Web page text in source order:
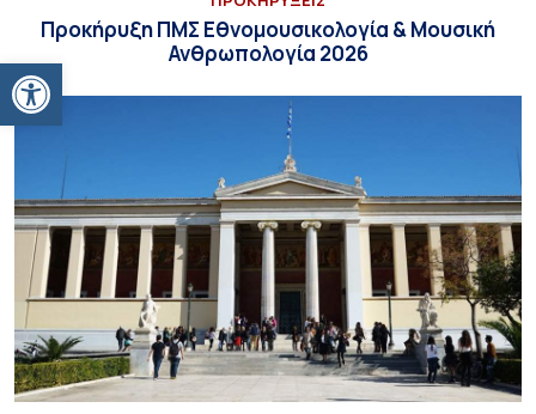
Ανοίξτε τη γραμμή εργαλείων
Προκήρυξη ΠΜΣ Εθνομουσικολογία & Μουσική
Ανθρωπολογία 2026